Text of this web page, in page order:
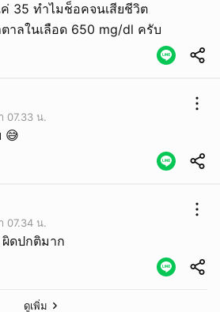
ค่ 35 ทำไมช็อคจนเสียชีวิต
าลในเลือด 650 mg/dl ครับ
07.33 น.
😅
07.34 น.
ดปกติมาก
ดูเพิ่ม